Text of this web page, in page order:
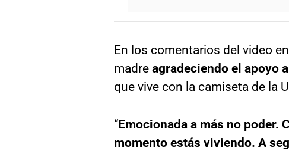
En los comentarios del video
madre agradeciendo el apoyo
que vive con la camiseta de la
“Emocionada a más no poder.
momento estás viviendo. A